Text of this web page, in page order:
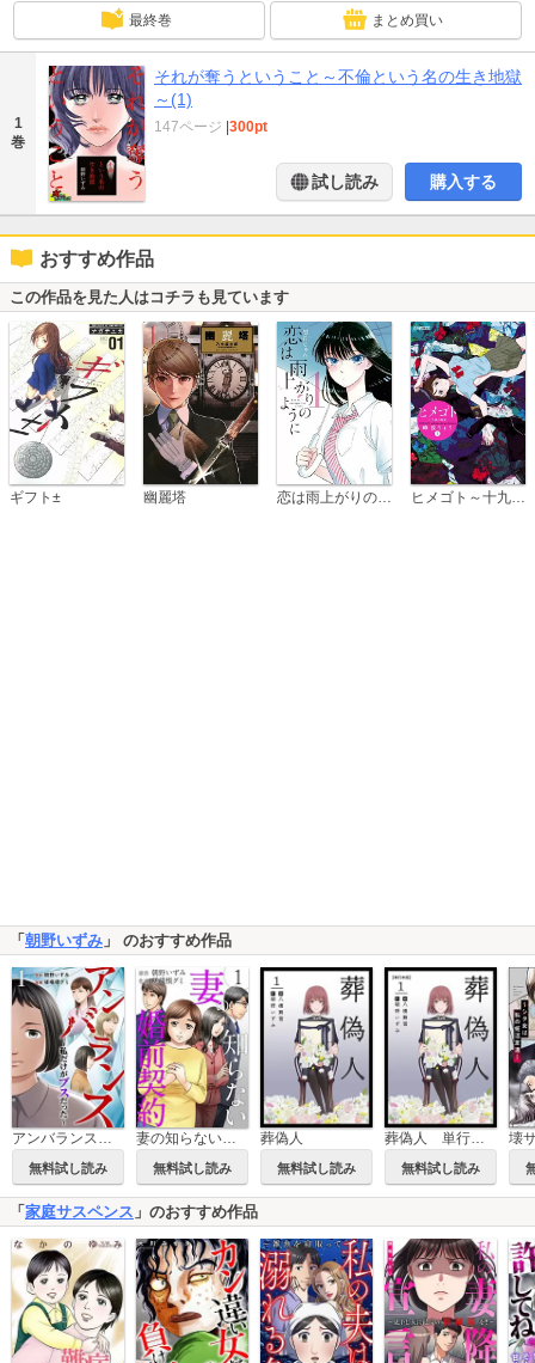
最終巻 まとめ買い
1
巻
それが奪うということ～不倫という名の生き地獄
～(1)
147ページ 300pt
試し読み 購入する
おすすめ作品
この作品を見た人はコチラも見ています
ギフト± 幽麗塔 恋は雨上がりのように ヒメゴト～十九歳の制服～
「 朝野いずみ 」 のおすすめ作品
無料試し読み 無料試し読み
葬偽人
無料試し読み 無料試し読み
「家庭サスペンス 」のおすすめ作品